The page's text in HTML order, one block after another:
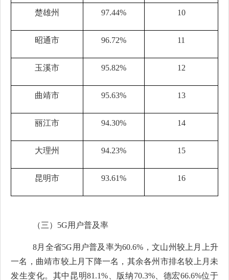
楚雄州 97.44% 10
昭通市 96.72% 11
玉溪市 95.82% 12
曲靖市 95.63% 13
丽江市 94.30% 14
大理州 94.23% 15
昆明市 93.61% 16
（三） 5G用户普及率
8月全省5G 用户普及率为60.6% ，文山州较上月上升
一名，曲靖市较上月下降一名，其余各州市排名较上月未
发生变化。其中昆明81.1% 、版纳70.3%、德宏66.6%位于